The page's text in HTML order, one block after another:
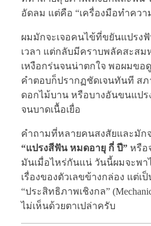
อัดลม แต่คือ “เครื่องมือทำคว
ผมมักจะเจอคนไข้ที่ขยันแปรง
เวลา แต่กลับมีคราบพลัคสะสม
เหงือกร่นจนน่าตกใจ พอผมขอ
คำตอบก็ปรากฏชัดเจนทันที ส
ดอกไม้บาน หรือบางอันขนแปร
จนบาดเนื้อเยื่อ
คำถามที่หลายคนสงสัยและมัก
“แปรงสีฟัน หมดอายุ กี่ ปี” หรือ
มันเมื่อไหร่กันแน่ วันนี้ผมจะพ
เรื่องของตัวเลขข้างกล่อง แต่เป็
“ประสิทธิภาพเชิงกล”
ไม่เห็นด้วยตาเปล่าครับ